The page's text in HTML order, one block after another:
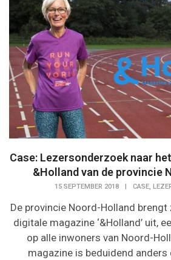
Case: Lezersonderzoek naar
&Holland van de provincie
15 SEPTEMBER 2018 CASE,
De provincie Noord-Holland brengt
digitale magazine ‘&Holland’ uit,
op alle inwoners van Noord-
magazine is beduidend anders